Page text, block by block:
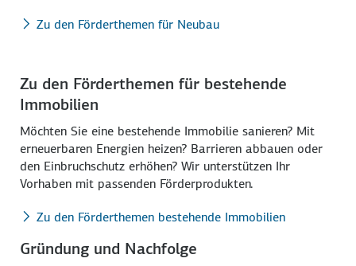
Zu den Förderthemen für Neubau
Zu den Förderthemen für bestehende
Immobilien
Möchten Sie eine bestehende Immo­bilie sanieren? Mit
erneuer­baren Energien heizen? Barrieren abbauen oder
den Einbruch­schutz erhöhen? Wir unterstützen Ihr
Vorhaben mit passenden Förderprodukten.
Zu den Förderthemen bestehende Immobilien
Gründung und Nachfolge